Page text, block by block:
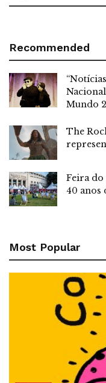
Recommended
Mundo
The
Feira do
40 anos
Most Popular